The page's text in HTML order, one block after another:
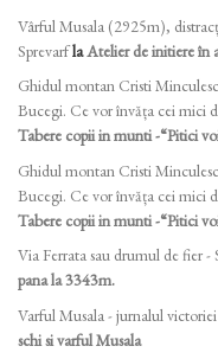
Vârful Musala (2925m),
SprevarflaAtelier de initiere în
Ghidul montan Cristi
Bucegi. Ce vor învăța cei mici
Tabere copii in munti -“Pitici
Ghidul montan Cristi
Bucegi. Ce vor învăța cei mici
Tabere copii in munti -“Pitici
Via Ferrata sau drumul de fier -
pana la 3343m.
Varful Musala - jurnalul
schi si varful Musala